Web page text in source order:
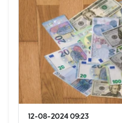
12-08-2024 09:23